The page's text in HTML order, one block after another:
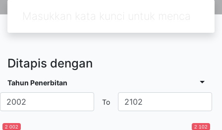
Ditapis dengan
Tahun Penerbitan
To
2 002 2 102